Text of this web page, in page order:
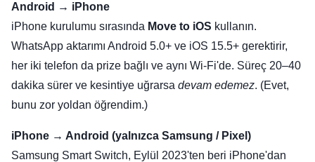
Android → iPhone
iPhone kurulumu sırasında Move to iOS kullanın.
WhatsApp aktarımı Android 5.0+ ve iOS 15.5+ gerektirir,
her iki telefon da prize bağlı ve aynı Wi-Fi'de. Süreç 20–40
dakika sürer ve kesintiye uğrarsa devam edemez. (Evet,
bunu zor yoldan öğrendim.)
iPhone → Android (yalnızca Samsung / Pixel)
Samsung Smart Switch, Eylül 2023'ten beri iPhone'dan